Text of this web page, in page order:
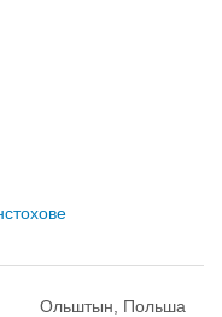
Ольштын, Польша